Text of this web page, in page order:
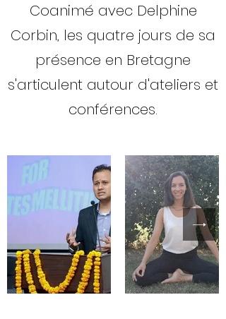
Coanimé avec Delphine
Corbin, les quatre jours de sa
présence en Bretagne
s'articulent autour d'ateliers et
conférences.